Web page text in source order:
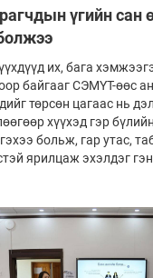
үгийн сан
их, бага
байгааг СЭМҮТ-өөс
төрсөн цагаас нь
хүүхэд гэр
больж, гар утас,
ярилцаж эхэлдэг